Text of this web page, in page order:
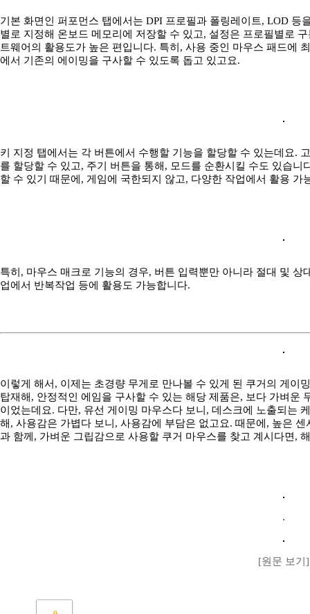
기본 화면인 퍼포먼스 탭에서는 DPI 프로필과 폴링레이트, LOD 등
별로 지정해 온보드 메모리에 저장할 수 있고, 설정은 프로필별로
트웨어의 활용도가 높은 편입니다. 특히, 사용 중인 마우스 패드에
에서 기존의 에이밍을 구사할 수 있도록 돕고 있고요.
키 지정 탭에서는 각 버튼에서 수행할 기능을 할당할 수 있는데요.
를 할당할 수 있고, 주기 버튼을 통해, 모드를 순환시킬 수도 있습
할 수 있기 때문에, 게임에 국한되지 않고, 다양한 작업에서 활용 가
특히, 마우스 매크로 기능의 경우, 버튼 입력뿐만 아니라 절대 및
업에서 반복작업 등에 활용도 가능합니다.
이렇게 해서, 이제는 초경량 무게로 만나볼 수 있게 된 쿠거의 게이
탑재해, 안정적인 에임을 구사할 수 있는 해당 제품은, 보다 가벼운
이었는데요. 다만, 유선 게이밍 마우스다 보니, 데스크에 노출되는
해, 사용감은 가볍다 보니, 사용감에 부담은 없고요. 때문에, 높은
과 함께, 가벼운 그립감으로 사용할 쿠거 마우스를 찾고 계시다면,
[원문 보기]